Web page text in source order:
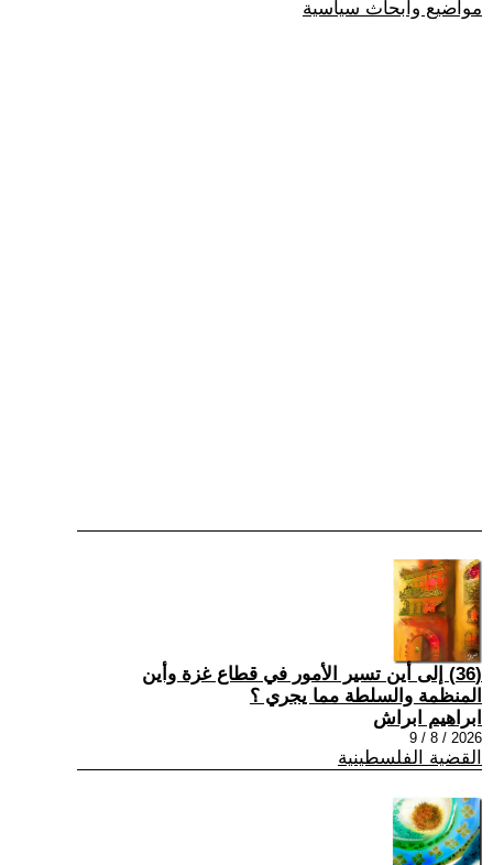
مواضيع وابحاث سياسية
(36) إلى أين تسير الأمور في قطاع غزة وأين
المنظمة والسلطة مما يجري ؟
ابراهيم ابراش
2026 / 8 / 9
القضية الفلسطينية